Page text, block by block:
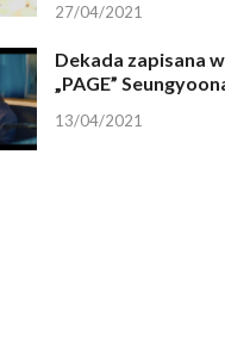
27/04/2021
Dekada zapisana
„PAGE”
13/04/2021